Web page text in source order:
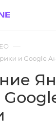
—
и Google